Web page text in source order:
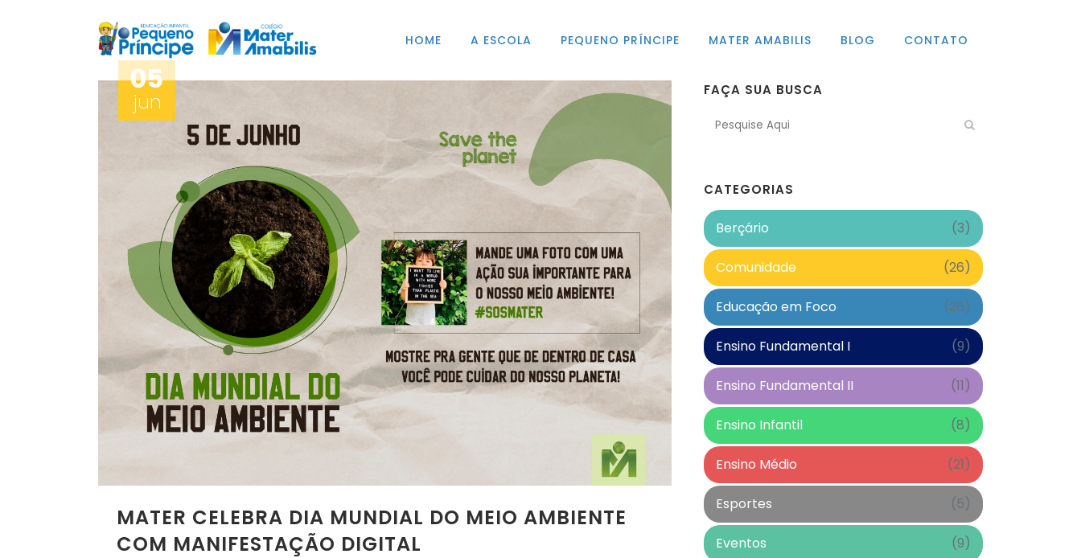
HOME A ESCOLA PEQUENO PRÍNCIPE MATER AMABILIS BLOG CONTATO
05
jun
MATER CELEBRA DIA MUNDIAL DO MEIO AMBIENTE
COM MANIFESTAÇÃO DIGITAL
FAÇA SUA BUSCA
CATEGORIAS
Berçário (3)
Comunidade (26)
Educação em Foco (26)
Ensino Fundamental I (9)
Ensino Fundamental II (11)
Ensino Infantil (8)
Ensino Médio (21)
Esportes (5)
Eventos (9)